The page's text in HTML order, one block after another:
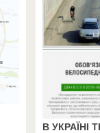
В УКРАЇНІ